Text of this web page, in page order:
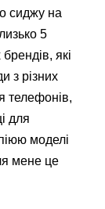
сиджу на
5
які
з різних
телефонів,
для
моделі
мене це